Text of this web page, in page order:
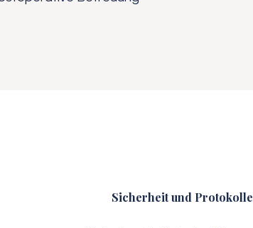
Sicherheit und Protokolle